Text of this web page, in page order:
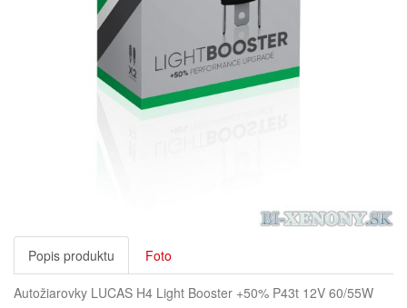
Popis produktu Foto
Autožiarovky LUCAS H4 Light Booster +50% P43t 12V 60/55W